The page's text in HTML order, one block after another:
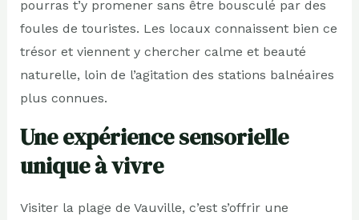
pourras t’y promener sans être bousculé par des
foules de touristes. Les locaux connaissent bien ce
trésor et viennent y chercher calme et beauté
naturelle, loin de l’agitation des stations balnéaires
plus connues.
Une expérience sensorielle
unique à vivre
Visiter la plage de Vauville, c’est s’offrir une